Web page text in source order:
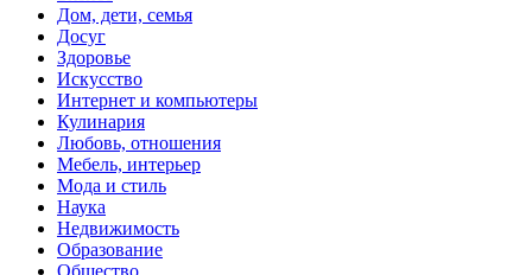
Дом, дети, семья
Досуг
Здоровье
Искусство
Интернет и компьютеры
Кулинария
Любовь, отношения
Мебель, интерьер
Мода и стиль
Наука
Недвижимость
Образование
Общество